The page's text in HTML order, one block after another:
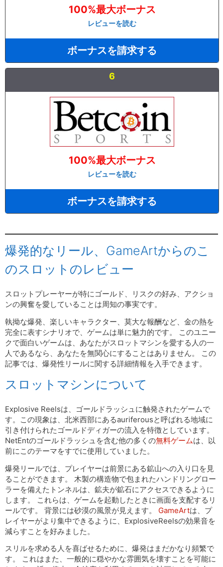
100%最大ボーナス
レビューを読む
ボーナスを請求する
6
100%最大ボーナス
レビューを読む
ボーナスを請求する
爆発的なリール、GameArtからのこ
のスロットのレビュー
スロットプレーヤーが特にゴールド、リスクの好み、アクショ
ンの興奮を愛していることは周知の事実です。
執拗な爆発、楽しいキャラクター、莫大な報酬など、金の熱を
完全に表すシナリオで、ゲームは単に魅力的です。 このユニー
クで面白いゲームは、あなたがスロットマシンを愛する人の一
人であるなら、あなたを無関心にすることはありません。 この
記事では、爆発性リールに関する詳細情報を入手できます。
スロットマシンについて
Explosive Reelsは、ゴールドラッシュに触発されたゲームで
す。この現象は、北米西部にあるauriferousと呼ばれる地域に
引き付けられたゴールドディガーの流入を特徴としています。
NetEntのゴールドラッシュを含む他の多くの無料ゲームは、以
前にこのテーマをすでに使用していました。
爆発リールでは、プレイヤーは前景にある鉱山への入り口を見
ることができます。 木製の構造物で包まれたハンドリングロー
ラーを備えたトンネルは、鉱夫が鉱石にアクセスできるように
します。 これらは、ゲームを起動したときに画面を支配するリ
ールです。 背景には砂漠の風景が見えます。 GameArtは、プ
レイヤーがより集中できるように、ExplosiveReelsの効果音を
減らすことを好みました。
スリルを求める人を喜ばせるために、爆発はまだかなり頻繁で
す。 これはまた、一般的に穏やかな雰囲気を壊すことを可能に